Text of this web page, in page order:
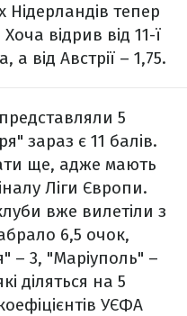
Нідерландів тепер
відрив від 11-ї
від Австрії – 1,75.
5
зараз є 11 балів.
ще, адже мають
Ліги Європи.
вже вилетіли з
6,5 очок,
– 3, "Маріуполь" –
діляться на 5
УЄФА